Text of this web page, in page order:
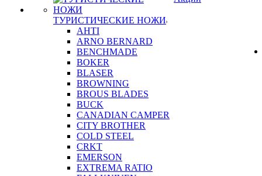
ТУРИСТИЧЕСКИЕ НОЖИ
AHTI
ARNO BERNARD
BENCHMADE
BOKER
BLASER
BROWNING
BROUS BLADES
BUCK
CANADIAN CAMPER
CITY BROTHER
COLD STEEL
CRKT
EMERSON
EXTREMA RATIO